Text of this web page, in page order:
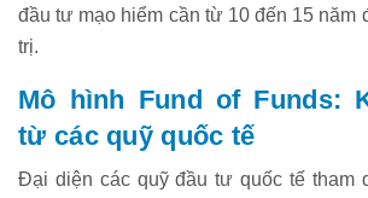
đầu tư mạo hiểm cần từ 10 đến 15 năm
trị.
Mô hình Fund of Funds:
từ các quỹ quốc tế
Đại diện các quỹ đầu tư quốc tế tham